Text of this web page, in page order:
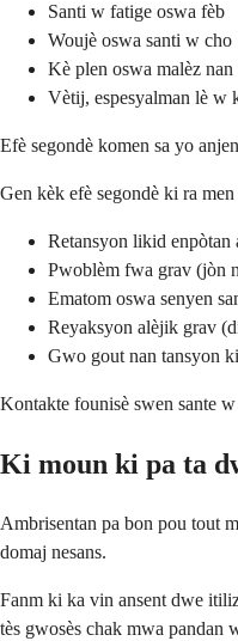
Santi w fatige oswa fèb
Woujè oswa santi w cho
Kè plen oswa malèz nan
Vètij, espesyalman lè w
Efè segondè komen sa yo
Gen kèk efè segondè ki ra
Retansyon likid enpòtan
Pwoblèm fwa grav (jòn
Ematom oswa senyen
Reyaksyon alèjik grav
Gwo gout nan tansyon
Kontakte founisè swen sante
Ki moun ki pa ta
Ambrisentan pa bon pou tout
domaj nesans.
Fanm ki ka vin ansent dwe
tès gwosès chak mwa pandan